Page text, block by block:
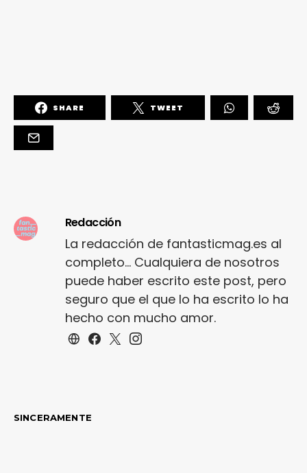
SHARE TWEET
Redacción
La redacción de fantasticmag.es al
completo... Cualquiera de nosotros
puede haber escrito este post, pero
seguro que el que lo ha escrito lo ha
hecho con mucho amor.
SINCERAMENTE